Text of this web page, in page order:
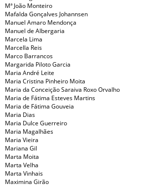
Mª João Monteiro
Mafalda Gonçalves Johannsen
Manuel Amaro Mendonça
Manuel de Albergaria
Marcela Lima
Marcella Reis
Marco Barrancos
Margarida Piloto Garcia
Maria André Leite
Maria Cristina Pinheiro Moita
Maria da Conceição Saraiva Roxo Orvalho
Maria de Fátima Esteves Martins
Maria de Fátima Gouveia
Maria Dias
Maria Dulce Guerreiro
Maria Magalhães
Maria Vieira
Mariana Gil
Marta Moita
Marta Velha
Marta Vinhais
Maximina Girão